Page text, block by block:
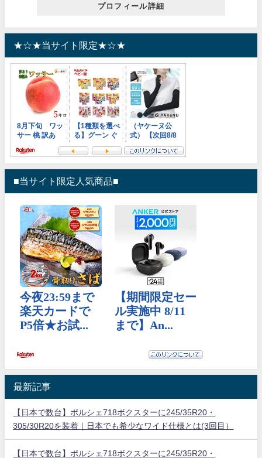
プロフィール詳細
★☆★当サイト限定★☆★
■当サイト限定人気商品■
最新記事
【日本で数台】ポルシェ718ボクスターに245/35R20・
305/30R20を装着｜日本でも希少なワイド仕様とは(3回目）
【日本で数台】ポルシェ718ボクスターに245/35R20・